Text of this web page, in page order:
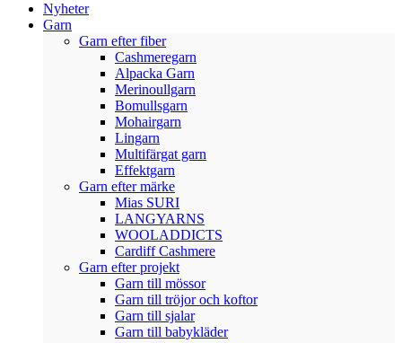
Nyheter
Garn
Garn efter fiber
Cashmeregarn
Alpacka Garn
Merinoullgarn
Bomullsgarn
Mohairgarn
Lingarn
Multifärgat garn
Effektgarn
Garn efter märke
Mias SURI
LANGYARNS
WOOLADDICTS
Cardiff Cashmere
Garn efter projekt
Garn till mössor
Garn till tröjor och koftor
Garn till sjalar
Garn till babykläder